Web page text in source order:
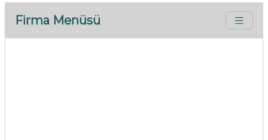
Firma Menüsü